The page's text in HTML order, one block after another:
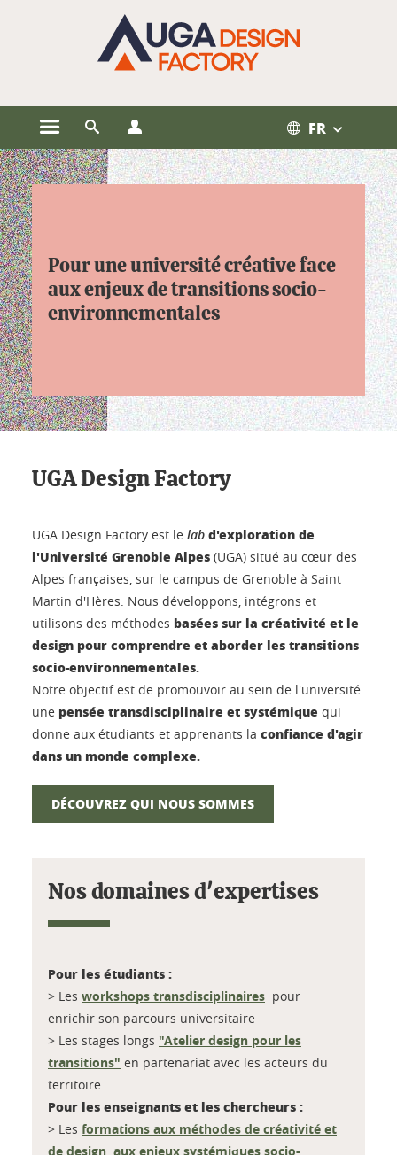
Ouvrir le menu principal
Ouvrir le moteur de recherche FR
Accueil Design factory - refonte
Pour une université créative face
aux enjeux de transitions socio-
environnementales
UGA Design Factory
UGA Design Factory est le lab d'exploration de
l'Université Grenoble Alpes (UGA) situé au cœur des
Alpes françaises, sur le campus de Grenoble à Saint
Martin d'Hères. Nous développons, intégrons et
utilisons des méthodes basées sur la créativité et le
design pour comprendre et aborder les transitions
socio-environnementales.
Notre objectif est de promouvoir au sein de l'université
une pensée transdisciplinaire et systémique qui
donne aux étudiants et apprenants la confiance d'agir
dans un monde complexe.
DÉCOUVREZ QUI NOUS SOMMES
Nos domaines d'expertises
Pour les étudiants :
> Les workshops transdisciplinaires pour
enrichir son parcours universitaire
> Les stages longs "Atelier design pour les
transitions" en partenariat avec les acteurs du
territoire
Pour les enseignants et les chercheurs :
> Les formations aux méthodes de créativité et
de design, aux enjeux systémiques socio-